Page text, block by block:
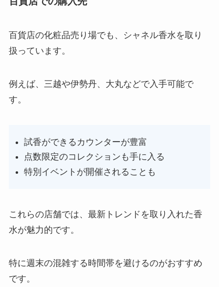
百貨店の化粧品売り場でも、シャネル香水を取り
扱っています。
例えば、三越や伊勢丹、大丸などで入手可能で
す。
試香ができるカウンターが豊富
点数限定のコレクションも手に入る
特別イベントが開催されることも
これらの店舗では、最新トレンドを取り入れた香
水が魅力的です。
特に週末の混雑する時間帯を避けるのがおすすめ
です。